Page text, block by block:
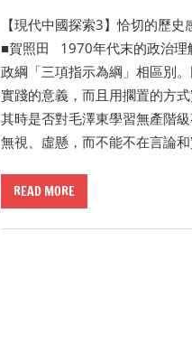
【現代中國探索3】恰切的歷
■賀照田 1970年代末的政治理
政綱「三項指示為綱」相區別
實踐的意義，而且用擱置的方
其時是否對毛澤東學習無產階
無視、虛懸，而不能不在言論和
READ MORE